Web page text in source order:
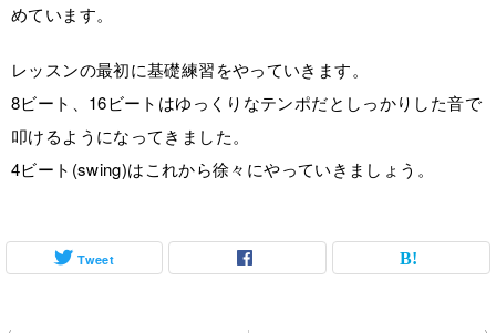
めています。
レッスンの最初に基礎練習をやっていきます。
8ビート、16ビートはゆっくりなテンポだとしっかりした音で
叩けるようになってきました。
4ビート(swing)はこれから徐々にやっていきましょう。
Tweet